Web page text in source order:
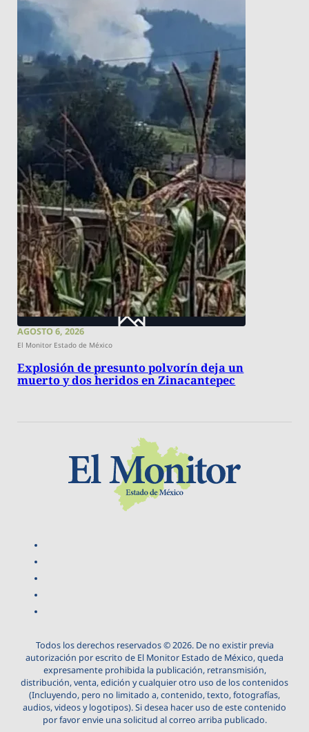
AGOSTO 6, 2026
El Monitor Estado de México
Explosión de presunto polvorín deja un
muerto y dos heridos en Zinacantepec
Todos los derechos reservados © 2026. De no existir previa
autorización por escrito de El Monitor Estado de México, queda
expresamente prohibida la publicación, retransmisión,
distribución, venta, edición y cualquier otro uso de los contenidos
(Incluyendo, pero no limitado a, contenido, texto, fotografías,
audios, videos y logotipos). Si desea hacer uso de este contenido
por favor envie una solicitud al correo arriba publicado.